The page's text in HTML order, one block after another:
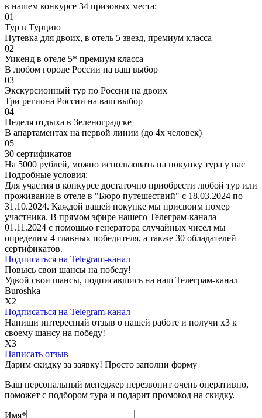
в нашем конкурсе 34 призовых места:
01
Тур в Турцию
Путевка для двоих, в отель 5 звезд, премиум класса
02
Уикенд в отеле 5* премиум класса
В любом городе России на ваш выбор
03
Экскурсионный тур по России на двоих
Три региона России на ваш выбор
04
Неделя отдыха в Зеленоградске
В апартаментах на первой линии (до 4х человек)
05
30 сертификатов
На 5000 рублей, можно использовать на покупку тура у нас
Подробные условия:
Для участия в конкурсе достаточно приобрести любой тур или
проживание в отеле в "Бюро путешествий" с 18.03.2024 по
31.10.2024. Каждой вашей покупке мы присвоим номер
участника. В прямом эфире нашего Телеграм-канала
01.11.2024 с помощью генератора случайных чисел мы
определим 4 главных победителя, а также 30 обладателей
сертификатов.
Подписаться на Telegram-канал
Повысь свои шансы на победу!
Удвой свои шансы, подписавшись на наш Телеграм-канал
Buroshka
Х2
Подписаться на Telegram-канал
Напиши интересный отзыв о нашей работе и получи х3 к
своему шансу на победу!
Х3
Написать отзыв
Дарим скидку за заявку! Просто заполни форму
Ваш персональный менеджер перезвонит очень оперативно,
поможет с подбором тура и подарит промокод на скидку.
Имя*